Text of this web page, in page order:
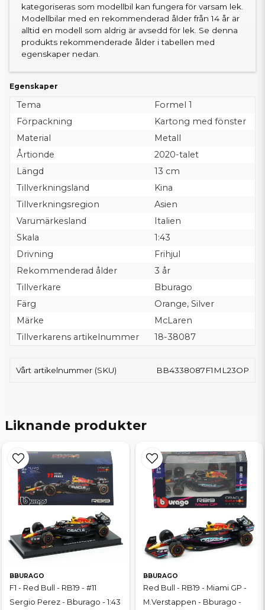
kategoriseras som modellbil kan fungera för varsam lek.
Modellbilar med en rekommenderad ålder från 14 år är
alltid en modell som aldrig är avsedd för lek. Se denna
produkts rekommenderade ålder i tabellen med
egenskaper nedan.
Egenskaper
Tema
Formel 1
Förpackning
Kartong med fönster
Material
Metall
Årtionde
2020-talet
Längd
13 cm
Tillverkningsland
Kina
Tillverkningsregion
Asien
Varumärkesland
Italien
Skala
1:43
Drivning
Frihjul
Rekommenderad ålder
3 år
Tillverkare
Bburago
Färg
Orange, Silver
Märke
McLaren
Tillverkarens artikelnummer
18-38087
Vårt artikelnummer (SKU) BB4338087F1ML23OP
Liknande produkter
BBURAGO
F1 - Red Bull - RB19 - #11
Sergio Perez - Bburago - 1:43
BBURAGO
Red Bull - RB19 - Miami GP -
M.Verstappen - Bburago -